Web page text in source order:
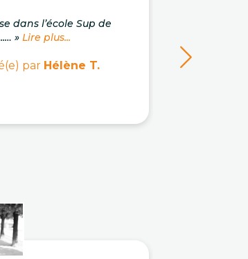
dans l’école Sup de
» Lire plus...
par Hélène T.